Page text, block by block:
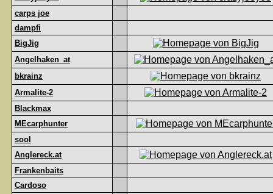
carps joe
dampfi
BigJig
Angelhaken_at
bkrainz
Armalite-2
Blackmax
MEcarphunter
sool
Anglereck.at
Frankenbaits
Cardoso